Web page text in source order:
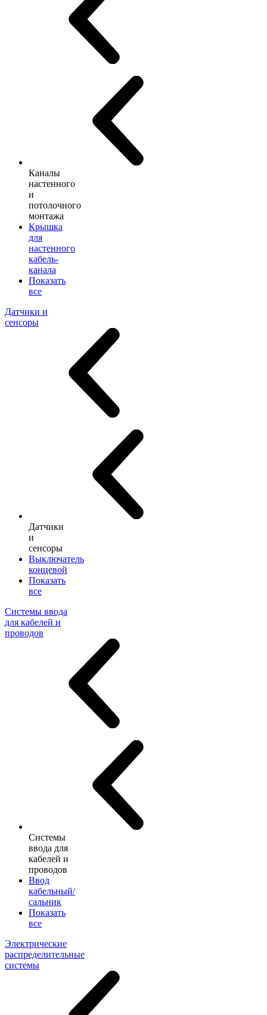
Каналы
настенного
и
потолочного
монтажа
Крышка
для
настенного
кабель-
канала
Показать
все
Датчики и
сенсоры
Датчики
и
сенсоры
Выключатель
концевой
Показать
все
Системы ввода
для кабелей и
проводов
Системы
ввода для
кабелей и
проводов
Ввод
кабельный/
сальник
Показать
все
Электрические
распределительные
системы